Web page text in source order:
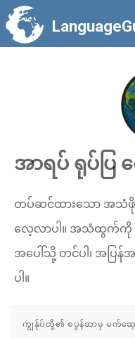
အာရပ် ရုပ်ပြ
တပ်ဆင်ထားသော အသံဖိုင်
လေ့လာပါ။ အသံထွက်ကို
အပေါ်သို့ တင်ပါ၊ အပြန်
ပါ။
ကျွန်ုပ်တို့၏ စပွန်ဆာမှ မက်ဆေ့